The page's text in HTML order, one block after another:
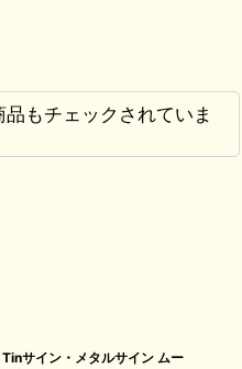
もチェックされていま
Tinサイン・メタルサイン ムー